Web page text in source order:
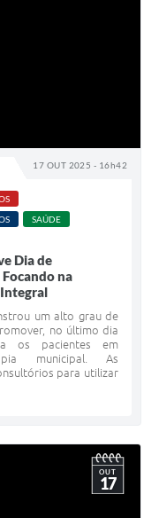
17 OUT 2025 - 16h42
SAÚDE
Dia de
na
um alto grau de
no último dia
os pacientes em
municipal. As
para utilizar
OUT
17